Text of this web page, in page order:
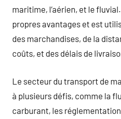
maritime, l’aérien, et le
propres avantages et est
des marchandises, de la
coûts, et des délais de
Le secteur du transport de
à plusieurs défis, comme la
carburant, les